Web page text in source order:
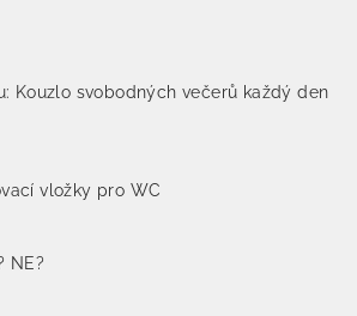
Kouzlo svobodných večerů každý den
vložky pro WC
NE?